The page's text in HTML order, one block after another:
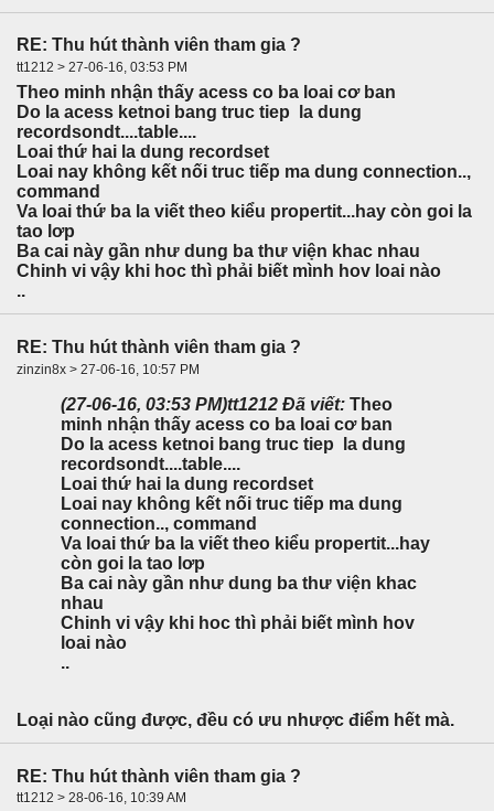
RE: Thu hút thành viên tham gia ?
tt1212 > 27-06-16, 03:53 PM
Theo minh nhận thấy acess co ba loai cơ ban
Do la acess ketnoi bang truc tiep la dung
recordsondt....table....
Loai thứ hai la dung recordset
Loai nay không kết nối truc tiếp ma dung connection..,
command
Va loai thứ ba la viết theo kiểu propertit...hay còn goi la
tao lơp
Ba cai này gần như dung ba thư viện khac nhau
Chinh vi vậy khi hoc thì phải biết mình hov loai nào
..
RE: Thu hút thành viên tham gia ?
zinzin8x > 27-06-16, 10:57 PM
(27-06-16, 03:53 PM)tt1212 Đã viết: Theo
minh nhận thấy acess co ba loai cơ ban
Do la acess ketnoi bang truc tiep la dung
recordsondt....table....
Loai thứ hai la dung recordset
Loai nay không kết nối truc tiếp ma dung
connection.., command
Va loai thứ ba la viết theo kiểu propertit...hay
còn goi la tao lơp
Ba cai này gần như dung ba thư viện khac
nhau
Chinh vi vậy khi hoc thì phải biết mình hov
loai nào
..
Loại nào cũng được, đều có ưu nhược điểm hết mà.
RE: Thu hút thành viên tham gia ?
tt1212 > 28-06-16, 10:39 AM